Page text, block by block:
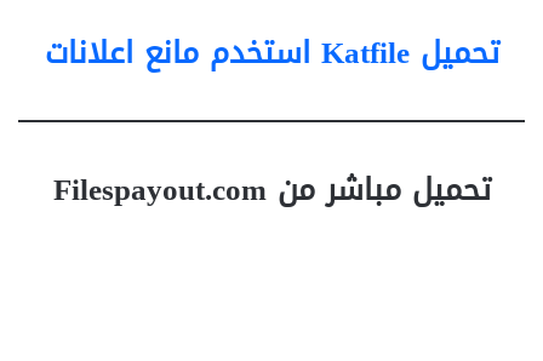
تحميل Katfile استخدم مانع اعلانات
تحميل مباشر من Filespayout.com